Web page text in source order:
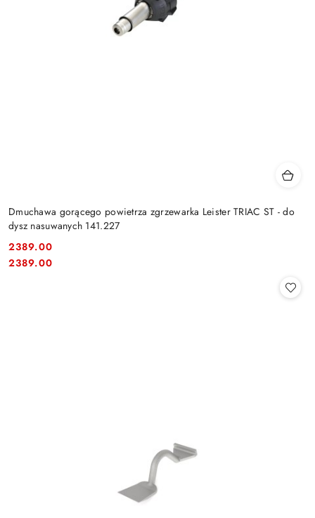
Dmuchawa gorącego powietrza zgrzewarka Leister TRIAC ST - do
dysz nasuwanych 141.227
Cena:
2389.00
Cena:
2389.00